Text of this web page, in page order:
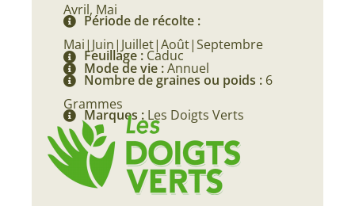
Avril, Mai
Période de récolte :
Mai|Juin|Juillet|Août|Septembre
Feuillage : Caduc
Mode de vie :Annuel
Nombre de graines ou poids : 6
Grammes
Marques : Les Doigts Verts